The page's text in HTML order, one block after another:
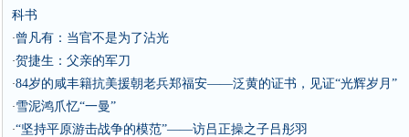
科书
·曾凡有：当官不是为了沾光
·贺捷生：父亲的军刀
·84岁的咸丰籍抗美援朝老兵郑福安——泛黄的证书，见证“光辉岁月”
·雪泥鸿爪忆“一曼”
·“坚持平原游击战争的模范”——访吕正操之子吕彤羽